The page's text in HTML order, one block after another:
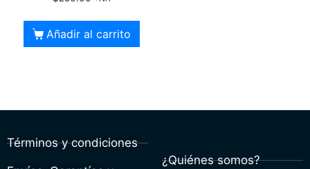
Añadir al carrito
Términos y condiciones
¿Quiénes somos?